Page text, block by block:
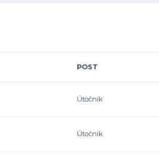
POST
Útočník
Útočník